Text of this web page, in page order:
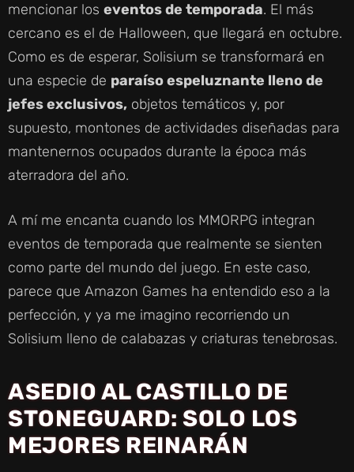
mencionar los eventos de temporada. El más
cercano es el de Halloween, que llegará en octubre.
Como es de esperar, Solisium se transformará en
una especie de paraíso espeluznante lleno de
jefes exclusivos, objetos temáticos y, por
supuesto, montones de actividades diseñadas para
mantenernos ocupados durante la época más
aterradora del año.
A mí me encanta cuando los MMORPG integran
eventos de temporada que realmente se sienten
como parte del mundo del juego. En este caso,
parece que Amazon Games ha entendido eso a la
perfección, y ya me imagino recorriendo un
Solisium lleno de calabazas y criaturas tenebrosas.
ASEDIO AL CASTILLO DE
STONEGUARD: SOLO LOS
MEJORES REINARÁN